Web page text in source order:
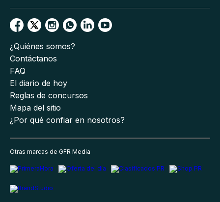
¿Quiénes somos?
Contáctanos
FAQ
El diario de hoy
Reglas de concursos
Mapa del sitio
¿Por qué confiar en nosotros?
Otras marcas de GFR Media